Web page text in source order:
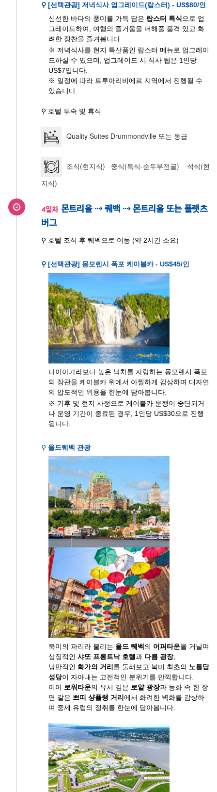
⚲ [선택관광] 저녁식사 업그레이드(랍스터) - US$80/인
신선한 바다의 풍미를 가득 담은 랍스터 특식으로 업
그레이드하여, 여행의 즐거움을 더해줄 품격 있고 화
려한 정찬을 즐겨봅니다.
※ 저녁식사를 현지 특산품인 랍스터 메뉴로 업그레이
드하실 수 있으며, 업그레이드 시 식사 팁은 1인당
US$7입니다.
※ 일정에 따라 트루아리비에르 지역에서 진행될 수
있습니다.
⚲ 호텔 투숙 및 휴식
Quality Suites Drummondville 또는 동급
조식(현지식) 중식(특식-순두부전골) 석식(현
지식)
4일차 몬트리올 ⇢ 퀘백 ⇢ 몬트리올 또는 플랫츠
버그
⚲ 호텔 조식 후 퀘벡으로 이동 (약 2시간 소요)
⚲ [선택관광] 몽모렌시 폭포 케이블카 - US$45/인
나이아가라보다 높은 낙차를 자랑하는 몽모렌시 폭포
의 장관을 케이블카 위에서 아찔하게 감상하며 대자연
의 압도적인 위용을 한눈에 담아봅니다.
※ 기후 및 현지 사정으로 케이블카 운행이 중단되거
나 운영 기간이 종료된 경우, 1인당 US$30으로 진행
됩니다.
⚲ 올드퀘벡 관광
북미의 파리라 불리는 올드 퀘벡 의 어퍼타운을 거닐며
상징적인 샤또 프롱트낙 호텔과 다름 광장,
낭만적인 화가의 거리 를 둘러보고 북미 최초의 노틀담
성당이 자아내는 고전적인 분위기를 만끽합니다.
이어 로워타운의 유서 깊은 로얄 광장과 동화 속 한 장
면 같은 쁘띠 샹플랭 거리 에서 화려한 벽화를 감상하
며 중세 유럽의 정취를 한눈에 담아봅니다.